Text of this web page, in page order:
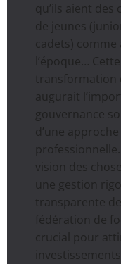
qu’ils aient des
de jeunes
cadets) comme
l’époque… Cette
transformation
augurait
gouvernance
d’une approche
vision des
une gestion
transparente
fédération de
crucial pour